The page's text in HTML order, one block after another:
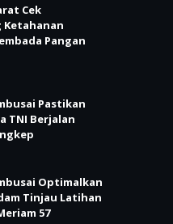
Cek
Ketahanan
Pangan
Pastikan
TNI Berjalan
Optimalkan
Tinjau Latihan
57